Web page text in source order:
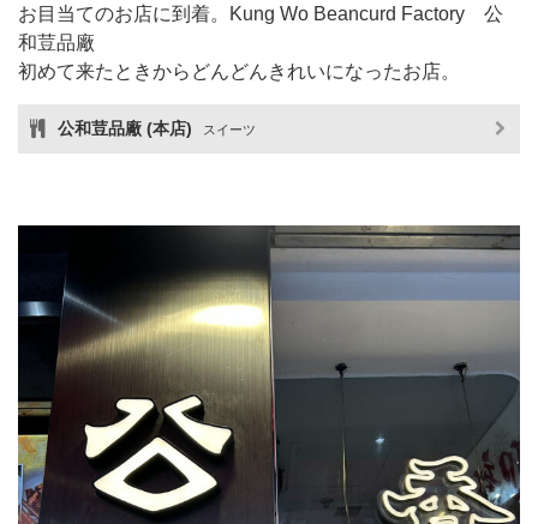
お目当てのお店に到着。Kung Wo Beancurd Factory 公
和荳品廠
初めて来たときからどんどんきれいになったお店。
公和荳品廠 (本店) スイーツ